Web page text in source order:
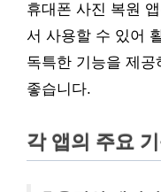
휴대폰 사진 복원
서 사용할 수 있어
독특한 기능을 제공
좋습니다.
각 앱의 주요